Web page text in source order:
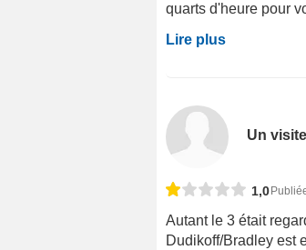
quarts d'heure pour
Lire plus
Un
1,0
Autant le 3 était
Dudikoff/Bradley est